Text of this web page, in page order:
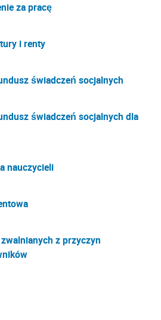
za pracę
i renty
świadczeń socjalnych
świadczeń socjalnych dla
nauczycieli
z przyczyn